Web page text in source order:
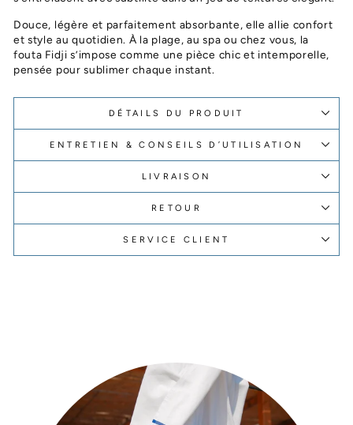
Douce, légère et parfaitement absorbante, elle allie confort
et style au quotidien. À la plage, au spa ou chez vous, la
fouta Fidji s’impose comme une pièce chic et intemporelle,
pensée pour sublimer chaque instant.
DÉTAILS DU PRODUIT
ENTRETIEN & CONSEILS D’UTILISATION
LIVRAISON
RETOUR
SERVICE CLIENT